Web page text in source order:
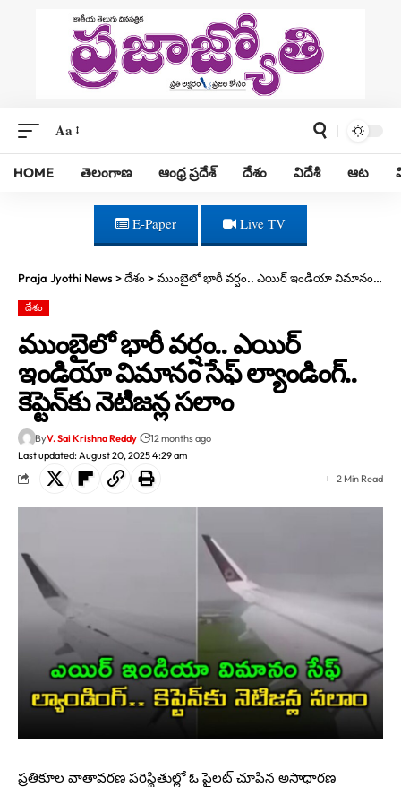
Aa
HOME తెలంగాణ ఆంధ్ర ప్రదేశ్ దేశం విదేశీ ఆట
E-Paper Live TV
Praja Jyothi News>దేశం>ముంబైలో భారీ వర్షం.. ఎయిర్ ఇండియా విమానం సేఫ్ ల్యాండింగ్.. కెప్టెన్‌కు నెటిజన్ల సలాం
దేశం
ముంబైలో భారీ వర్షం.. ఎయిర్
ఇండియా విమానం సేఫ్ ల్యాండింగ్..
కెప్టెన్‌కు నెటిజన్ల సలాం
Last updated: August 20, 2025 4:29 am
ByV. Sai Krishna Reddy 12 months ago
2 Min Read
ప్రతికూల వాతావరణ పరిస్థితుల్లో ఓ పైలట్ చూపిన అసాధారణ